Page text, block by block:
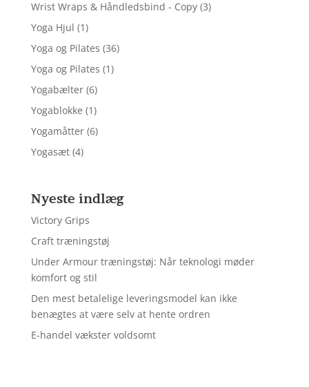
Wrist Wraps & Håndledsbind - Copy (3)
Yoga Hjul (1)
Yoga og Pilates (36)
Yoga og Pilates (1)
Yogabælter (6)
Yogablokke (1)
Yogamåtter (6)
Yogasæt (4)
Nyeste indlæg
Victory Grips
Craft træningstøj
Under Armour træningstøj: Når teknologi møder
komfort og stil
Den mest betalelige leveringsmodel kan ikke
benægtes at være selv at hente ordren
E-handel vækster voldsomt